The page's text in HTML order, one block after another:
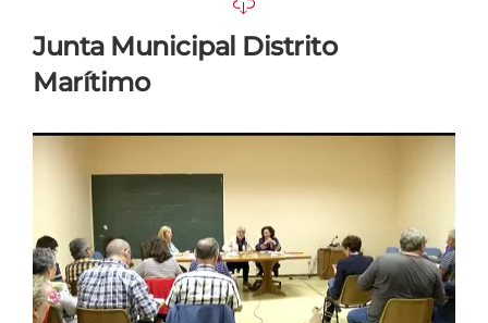
Junta Municipal Distrito
Marítimo